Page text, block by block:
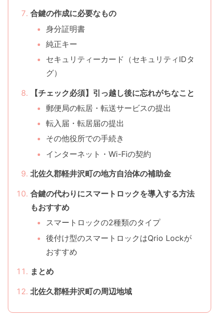
合鍵の作成に必要なもの
身分証明書
純正キー
セキュリティーカード（セキュリティIDタ
グ）
【チェック必須】引っ越し後に忘れがちなこと
郵便局の転居・転送サービスの提出
転入届・転居届の提出
その他役所での手続き
インターネット・Wi-Fiの契約
北佐久郡軽井沢町の地方自治体の補助金
合鍵の代わりにスマートロックを導入する方法
もおすすめ
スマートロックの2種類のタイプ
後付け型のスマートロックはQrio Lockが
おすすめ
まとめ
北佐久郡軽井沢町の周辺地域